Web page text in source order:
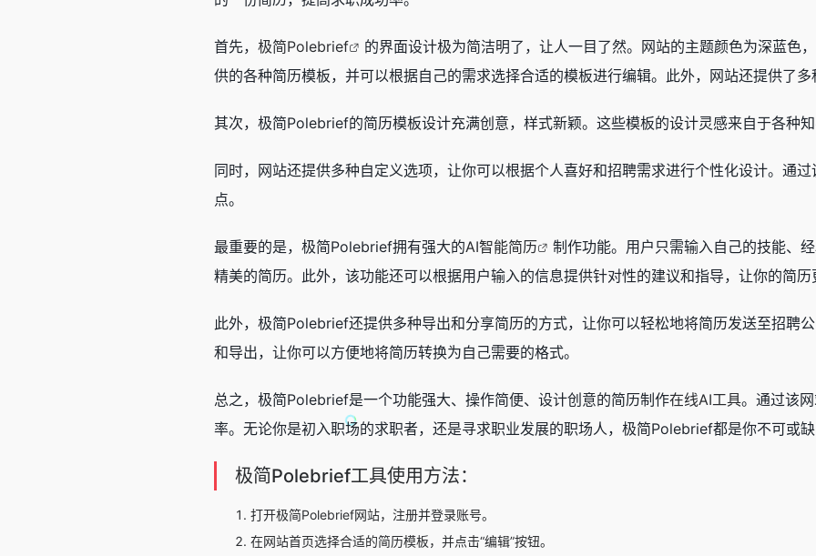
首先， 极简Polebrief
的界面设计极为简洁明了，让人一目了然。网站的主题颜色为深蓝色
供的各种简历模板，并可以根据自己的需求选择合适的模板进行编辑。此外，网站还提供了
其次，极简Polebrief的简历模板设计充满创意，样式新颖。这些模板的设计灵感来自于各种
同时，网站还提供多种自定义选项，让你可以根据个人喜好和招聘需求进行个性化设计。通
点。
最重要的是，极简Polebrief拥有强大的AI智能简历
制作功能。用户只需输入自己的技能、
精美的简历。此外，该功能还可以根据用户输入的信息提供针对性的建议和指导，让你的简
此外，极简Polebrief还提供多种导出和分享简历的方式，让你可以轻松地将简历发送至招聘
和导出，让你可以方便地将简历转换为自己需要的格式。
总之，极简Polebrief是一个功能强大、操作简便、设计创意的简历制作在线AI工具。通过该
率。无论你是初入职场的求职者，还是寻求职业发展的职场人，极简Polebrief都是你不可或
极简Polebrief工具使用方法：
打开极简Polebrief网站，注册并登录账号。
在网站首页选择合适的简历模板，并点击“编辑”按钮。